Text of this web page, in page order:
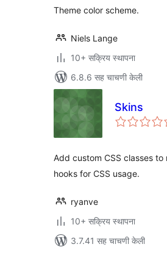
Theme color scheme.
Niels Lange
10+ सक्रिय स्थापना
6.8.6 सह चाचणी केली
Skins
Add custom CSS classes to
hooks for CSS usage.
ryanve
10+ सक्रिय स्थापना
3.7.41 सह चाचणी केली